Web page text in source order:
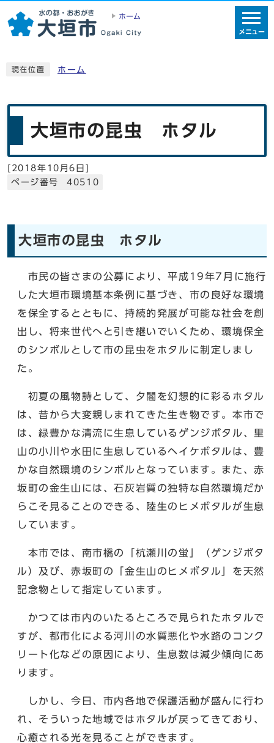
ホーム
メニュー
現在位置 ホーム
大垣市の昆虫 ホタル
[ 2018年10月6日 ]
ページ番号 40510
大垣市の昆虫 ホタル
市民の皆さまの公募により、平成19年7月に施行
した大垣市環境基本条例に基づき、市の良好な環境
を保全するとともに、持続的発展が可能な社会を創
出し、将来世代へと引き継いでいくため、環境保全
のシンボルとして市の昆虫をホタルに制定しまし
た。
初夏の風物詩として、夕闇を幻想的に彩るホタル
は、昔から大変親しまれてきた生き物です。本市で
は、緑豊かな清流に生息しているゲンジボタル、里
山の小川や水田に生息しているヘイケボタルは、豊
かな自然環境のシンボルとなっています。また、赤
坂町の金生山には、石灰岩質の独特な自然環境だか
らこそ見ることのできる、陸生のヒメボタルが生息
しています。
本市では、南市橋の「杭瀬川の蛍」（ゲンジボタ
ル）及び、赤坂町の「金生山のヒメボタル」を天然
記念物として指定しています。
かつては市内のいたるところで見られたホタルで
すが、都市化による河川の水質悪化や水路のコンク
リート化などの原因により、生息数は減少傾向にあ
ります。
しかし、今日、市内各地で保護活動が盛んに行わ
れ、そういった地域ではホタルが戻ってきており、
心癒される光を見ることができます。